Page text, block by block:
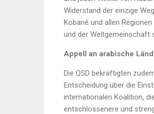
Widerstand der einzige
Kobanê und allen
und der Weltgemeinschaft
Appell an arabische
Die QSD bekräftigten
Entscheidung über die
internationalen Koalition,
entschlossenere und